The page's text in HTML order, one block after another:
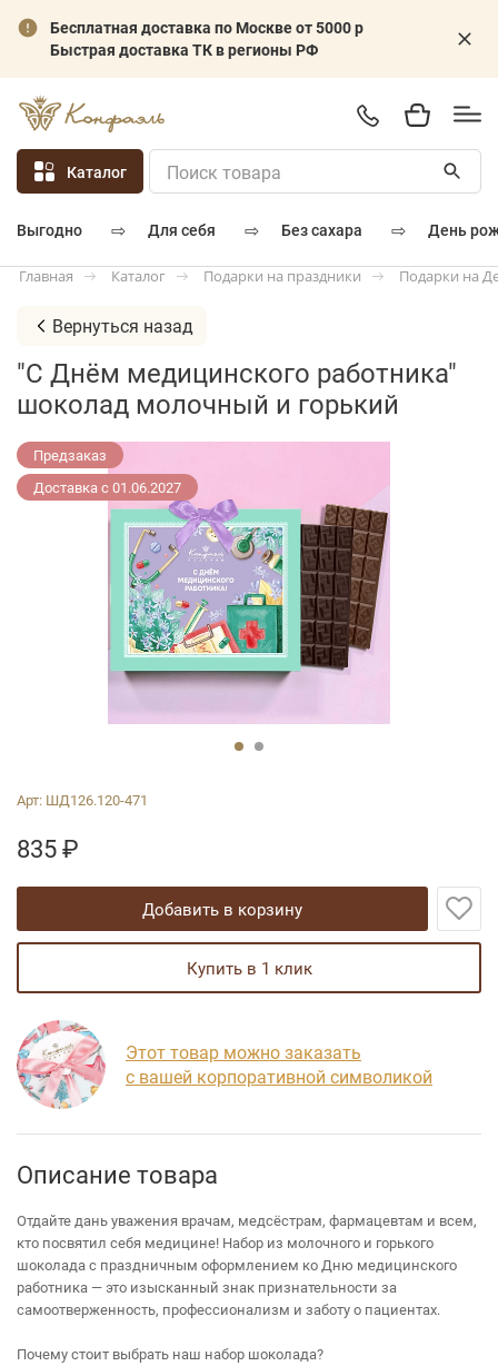
Бесплатная доставка по Москве от 5000 р
Быстрая доставка ТК в регионы РФ
Каталог
выгодно ⇨ для себя ⇨ без сахара ⇨ день
Главная Каталог Подарки на праздники Подарки на
Вернуться назад
"С Днём медицинского работника"
шоколад молочный и горький
Предзаказ
Доставка с 01.06.2027
Арт: ШД126.120-471
835₽
добавить в корзину
купить в 1 клик
Этот товар можно заказать
с вашей корпоративной символикой
Описание товара
Отдайте дань уважения врачам, медсёстрам, фармацевтам и всем,
кто посвятил себя медицине! Набор из молочного и горького
шоколада с праздничным оформлением ко Дню медицинского
работника — это изысканный знак признательности за
самоотверженность, профессионализм и заботу о пациентах.
Почему стоит выбрать наш набор шоколада?